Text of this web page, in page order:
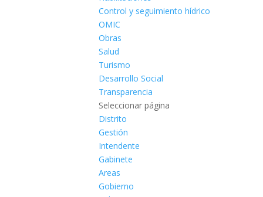
Control y seguimiento hídrico
OMIC
Obras
Salud
Turismo
Desarrollo Social
Transparencia
Seleccionar página
Distrito
Gestión
Intendente
Gabinete
Areas
Gobierno